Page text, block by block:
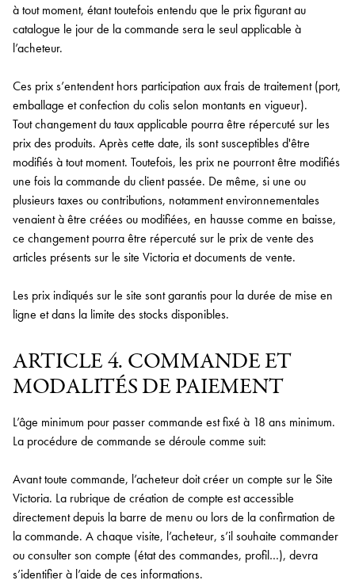
à tout moment, étant toutefois entendu que le prix figurant au
catalogue le jour de la commande sera le seul applicable à
l’acheteur.
Ces prix s’entendent hors participation aux frais de traitement (port,
emballage et confection du colis selon montants en vigueur).
Tout changement du taux applicable pourra être répercuté sur les
prix des produits. Après cette date, ils sont susceptibles d'être
modifiés à tout moment. Toutefois, les prix ne pourront être modifiés
une fois la commande du client passée. De même, si une ou
plusieurs taxes ou contributions, notamment environnementales
venaient à être créées ou modifiées, en hausse comme en baisse,
ce changement pourra être répercuté sur le prix de vente des
articles présents sur le site Victoria et documents de vente.
Les prix indiqués sur le site sont garantis pour la durée de mise en
ligne et dans la limite des stocks disponibles.
ARTICLE 4. COMMANDE ET
MODALITÉS DE PAIEMENT
L’âge minimum pour passer commande est fixé à 18 ans minimum.
La procédure de commande se déroule comme suit:
Avant toute commande, l’acheteur doit créer un compte sur le Site
Victoria. La rubrique de création de compte est accessible
directement depuis la barre de menu ou lors de la confirmation de
la commande. A chaque visite, l’acheteur, s’il souhaite commander
ou consulter son compte (état des commandes, profil…), devra
s’identifier à l’aide de ces informations.